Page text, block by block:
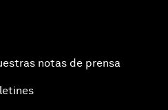
notas de prensa